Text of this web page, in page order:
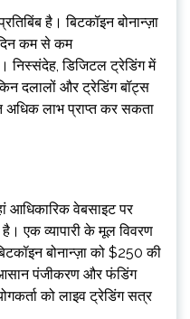
है। बिटकॉइन बोनान्ज़ा
कम से कम
डिजिटल ट्रेडिंग में
दलालों और ट्रेडिंग बॉट्स
अधिक लाभ प्राप्त कर सकता
आधिकारिक वेबसाइट पर
एक व्यापारी के मूल विवरण
बोनान्ज़ा को $250 की
आसान पंजीकरण और फंडिंग
को लाइव ट्रेडिंग सत्र